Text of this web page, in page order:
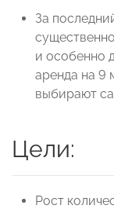
За
и особенно
аренда на 9
выбирают
Цели:
Рост